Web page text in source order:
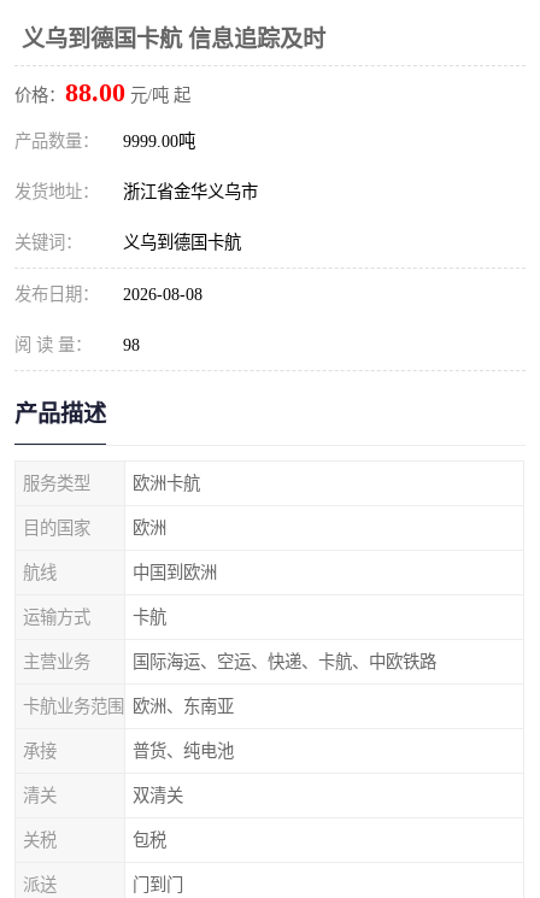
义乌到德国卡航 信息追踪及时
价格： 88.00 元/吨 起
产品数量： 9999.00吨
发货地址： 浙江省金华义乌市
关键词： 义乌到德国卡航
发布日期： 2026-08-08
阅 读 量： 98
产品描述
服务类型 欧洲卡航
目的国家 欧洲
航线 中国到欧洲
运输方式 卡航
主营业务 国际海运、空运、快递、卡航、中欧铁路
卡航业务范围 欧洲、东南亚
承接 普货、纯电池
清关 双清关
关税 包税
派送 门到门